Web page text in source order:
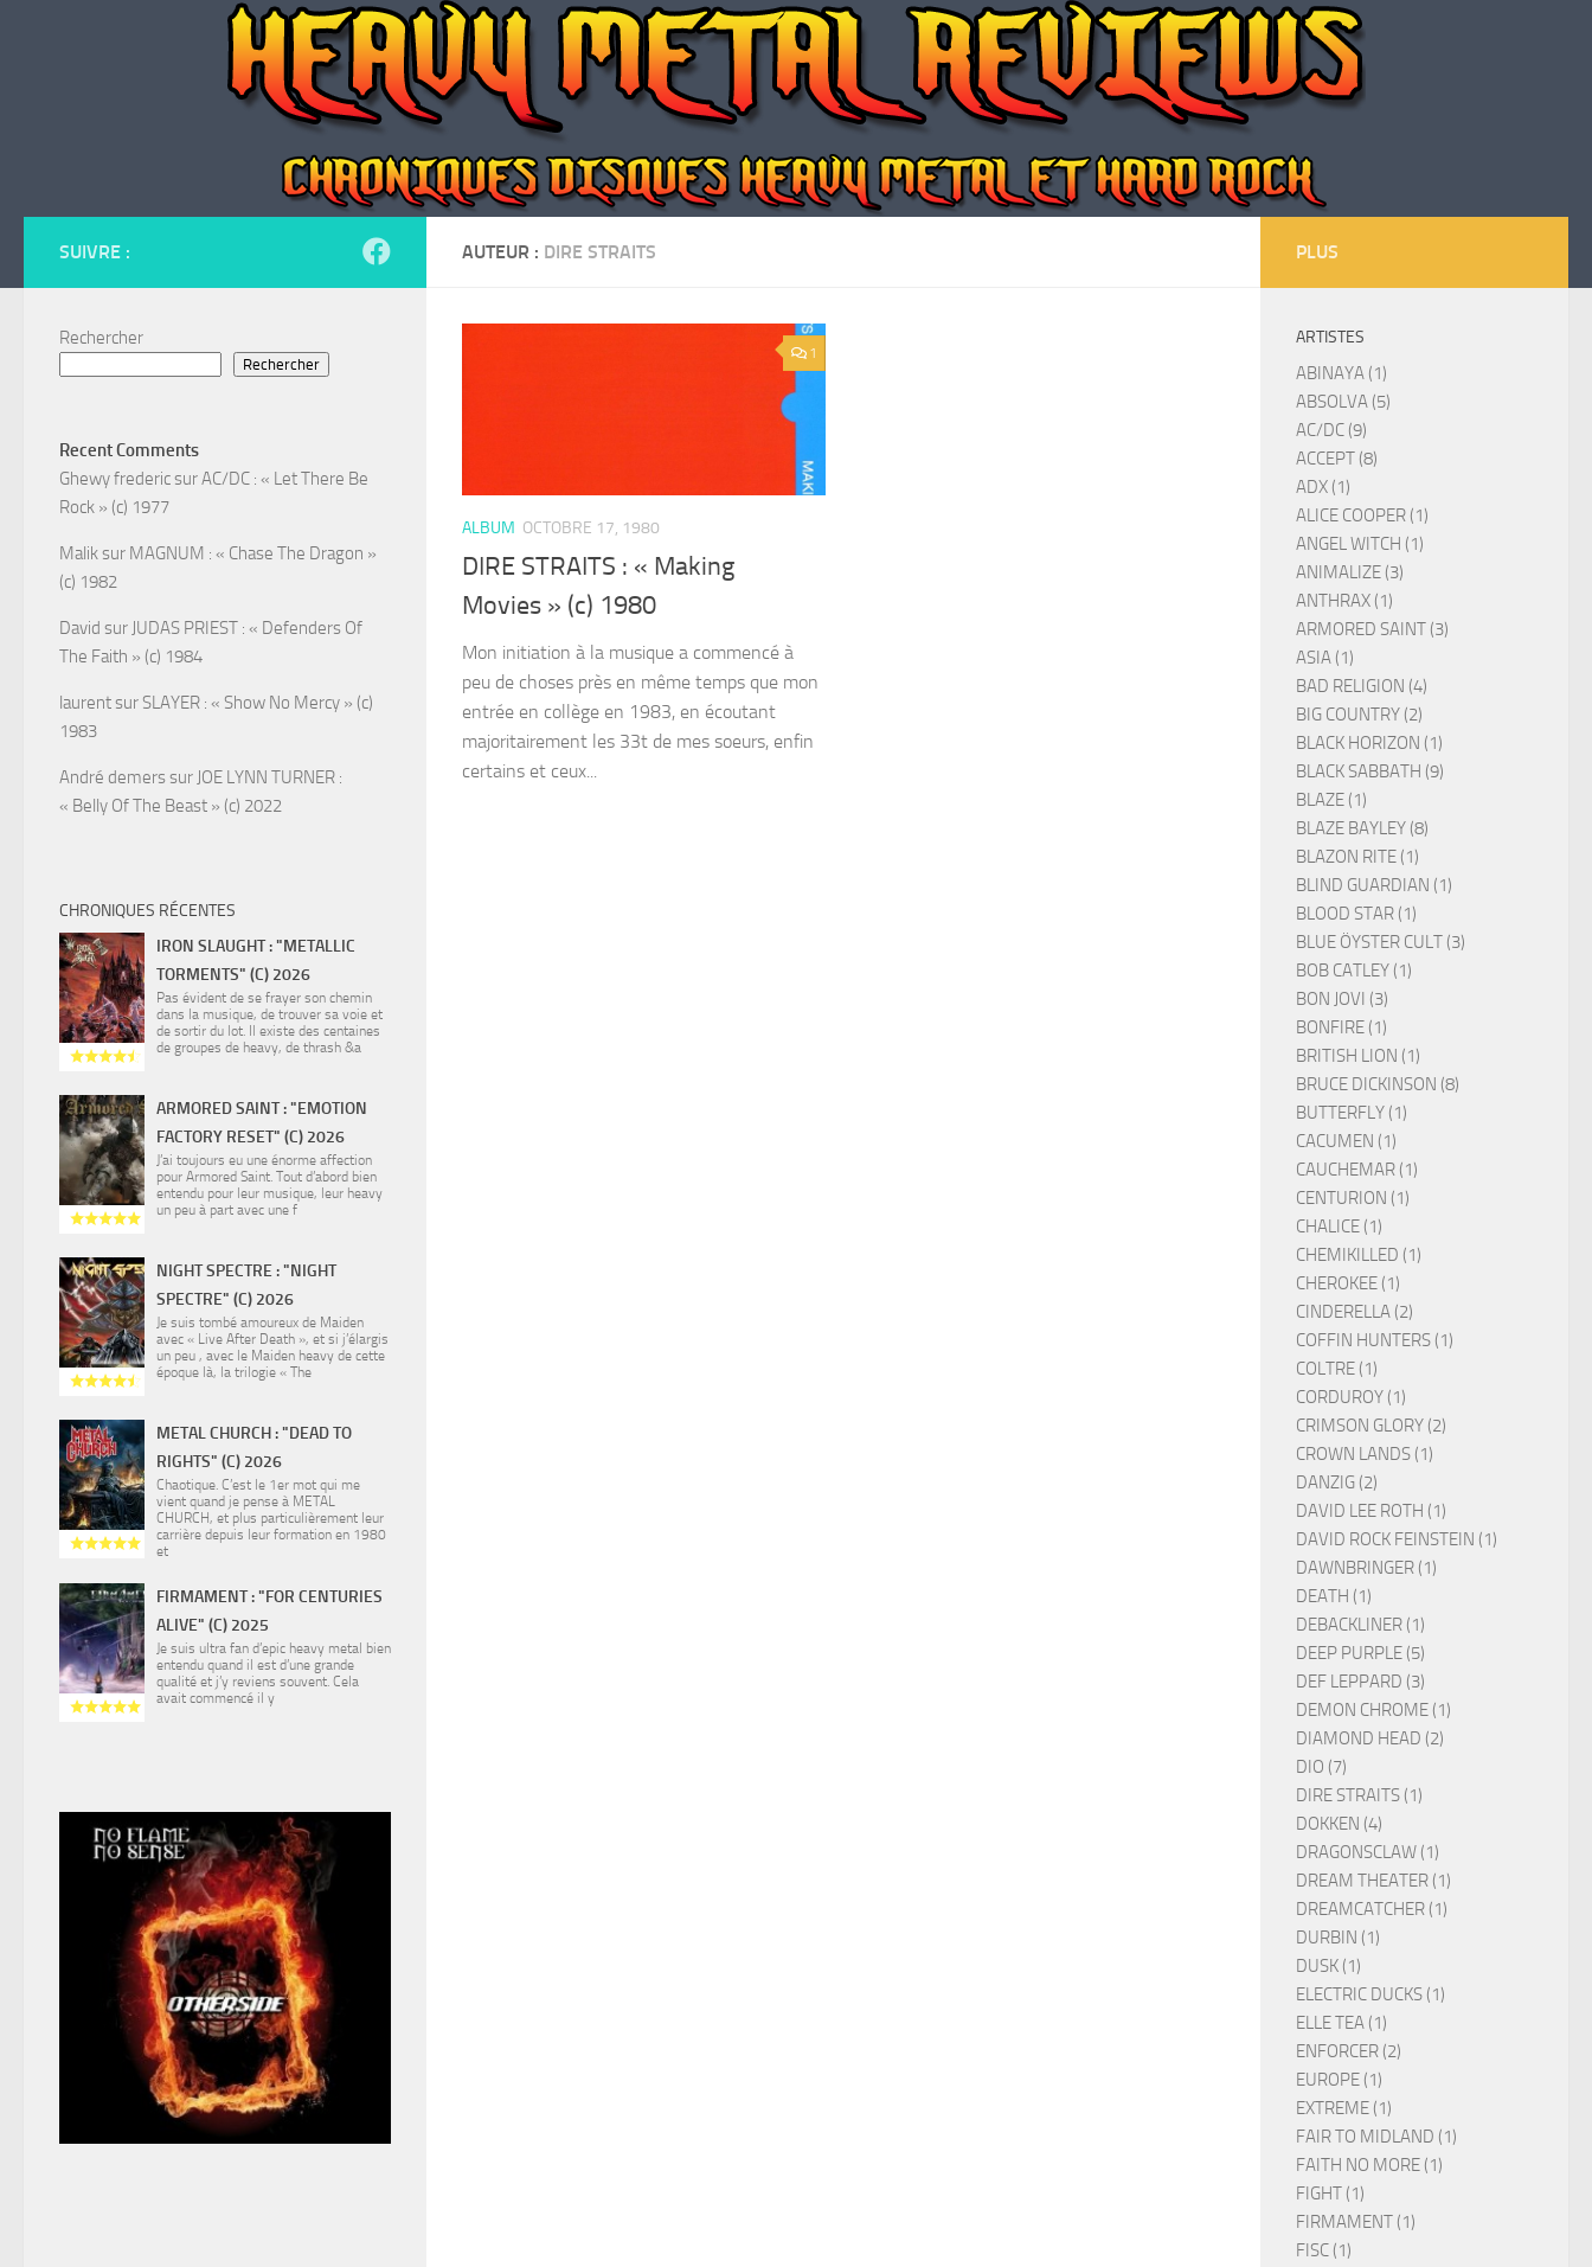
AUTEUR : DIRE STRAITS
1
ALBUM OCTOBRE 17, 1980
DIRE STRAITS : « Making
Movies » (c) 1980
Mon initiation à la musique a commencé à
peu de choses près en même temps que mon
entrée en collège en 1983, en écoutant
majoritairement les 33t de mes soeurs, enfin
certains et ceux...
SUIVRE :
Rechercher
Rechercher
Recent Comments
Ghewy fredericsurAC/DC : « Let There Be
Rock » (c) 1977
Maliksur MAGNUM : « Chase The Dragon »
(c) 1982
David sur JUDAS PRIEST : « Defenders Of
The Faith » (c) 1984
laurentsur SLAYER : « Show No Mercy » (c)
1983
André demerssur JOE LYNN TURNER :
« Belly Of The Beast » (c) 2022
CHRONIQUES RÉCENTES
IRON SLAUGHT : "METALLIC
TORMENTS" (C) 2026
Pas évident de se frayer son chemin
dans la musique, de trouver sa voie et
de sortir du lot. Il existe des centaines
de groupes de heavy, de thrash &a
ARMORED SAINT : "EMOTION
FACTORY RESET" (C) 2026
J’ai toujours eu une énorme affection
pour Armored Saint. Tout d’abord bien
entendu pour leur musique, leur heavy
un peu à part avec une f
NIGHT SPECTRE : "NIGHT
SPECTRE" (C) 2026
Je suis tombé amoureux de Maiden
avec « Live After Death », et si j’élargis
un peu , avec le Maiden heavy de cette
époque là, la trilogie « The
METAL CHURCH : "DEAD TO
RIGHTS" (C) 2026
Chaotique. C’est le 1er mot qui me
vient quand je pense à METAL
CHURCH, et plus particulièrement leur
carrière depuis leur formation en 1980
et
FIRMAMENT : "FOR CENTURIES
ALIVE" (C) 2025
Je suis ultra fan d’epic heavy metal bien
entendu quand il est d’une grande
qualité et j’y reviens souvent. Cela
avait commencé il y
PLUS
ARTISTES
ABINAYA (1)
ABSOLVA (5)
AC/DC (9)
ACCEPT (8)
ADX (1)
ALICE COOPER (1)
ANGEL WITCH (1)
ANIMALIZE (3)
ANTHRAX (1)
ARMORED SAINT (3)
ASIA (1)
BAD RELIGION (4)
BIG COUNTRY (2)
BLACK HORIZON (1)
BLACK SABBATH (9)
BLAZE (1)
BLAZE BAYLEY (8)
BLAZON RITE (1)
BLIND GUARDIAN (1)
BLOOD STAR (1)
BLUE ÖYSTER CULT (3)
BOB CATLEY (1)
BON JOVI (3)
BONFIRE (1)
BRITISH LION (1)
BRUCE DICKINSON (8)
BUTTERFLY (1)
CACUMEN (1)
CAUCHEMAR (1)
CENTURION (1)
CHALICE (1)
CHEMIKILLED (1)
CHEROKEE (1)
CINDERELLA (2)
COFFIN HUNTERS (1)
COLTRE (1)
CORDUROY (1)
CRIMSON GLORY (2)
CROWN LANDS (1)
DANZIG (2)
DAVID LEE ROTH (1)
DAVID ROCK FEINSTEIN (1)
DAWNBRINGER (1)
DEATH (1)
DEBACKLINER (1)
DEEP PURPLE (5)
DEF LEPPARD (3)
DEMON CHROME (1)
DIAMOND HEAD (2)
DIO (7)
DIRE STRAITS (1)
DOKKEN (4)
DRAGONSCLAW (1)
DREAM THEATER (1)
DREAMCATCHER (1)
DURBIN (1)
DUSK (1)
ELECTRIC DUCKS (1)
ELLE TEA (1)
ENFORCER (2)
EUROPE (1)
EXTREME (1)
FAIR TO MIDLAND (1)
FAITH NO MORE (1)
FIGHT (1)
FIRMAMENT (1)
FISC (1)